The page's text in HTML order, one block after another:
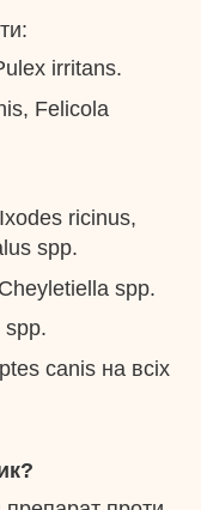
irritans.
Felicola
Ixodes ricinus,
spp.
Cheyletiella spp.
spp.
canis на всіх